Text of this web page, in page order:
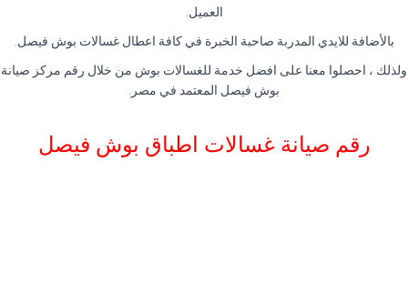
العميل.
بالأضافة للايدي المدربة صاحبة الخبرة في كافة اعطال غسالات بوش فيصل.
ولذلك ، احصلوا معنا على افضل خدمة للغسالات بوش من خلال رقم مركز صيانة
بوش فيصل المعتمد في مصر.
رقم صيانة غسالات اطباق بوش فيصل